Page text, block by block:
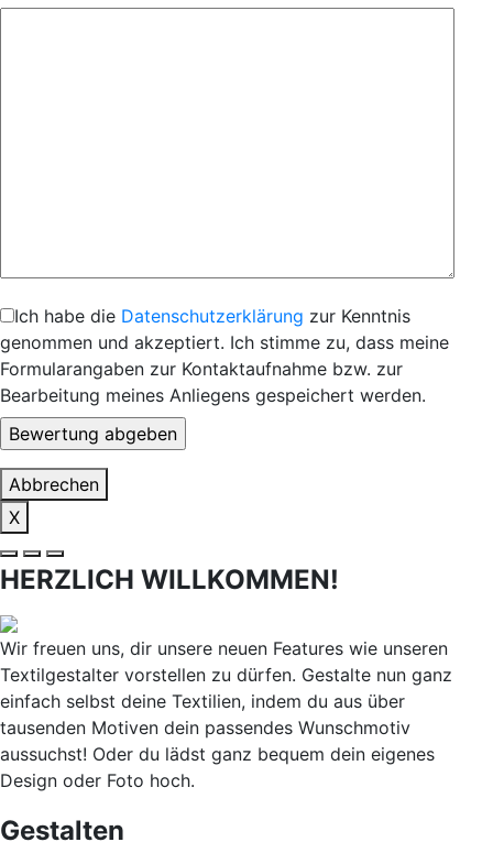
Ich habe die Datenschutzerklärung zur Kenntnis
genommen und akzeptiert. Ich stimme zu, dass meine
Formularangaben zur Kontaktaufnahme bzw. zur
Bearbeitung meines Anliegens gespeichert werden.
Abbrechen
X
HERZLICH WILLKOMMEN!
Wir freuen uns, dir unsere neuen Features wie unseren
Textilgestalter vorstellen zu dürfen. Gestalte nun ganz
einfach selbst deine Textilien, indem du aus über
tausenden Motiven dein passendes Wunschmotiv
aussuchst! Oder du lädst ganz bequem dein eigenes
Design oder Foto hoch.
Gestalten